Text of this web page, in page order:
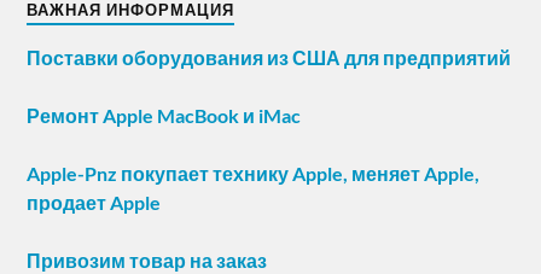
ВАЖНАЯ ИНФОРМАЦИЯ
Поставки оборудования из США для предприятий
Ремонт Apple MacBook и iMac
Apple-Pnz покупает технику Apple, меняет Apple,
продает Apple
Привозим товар на заказ